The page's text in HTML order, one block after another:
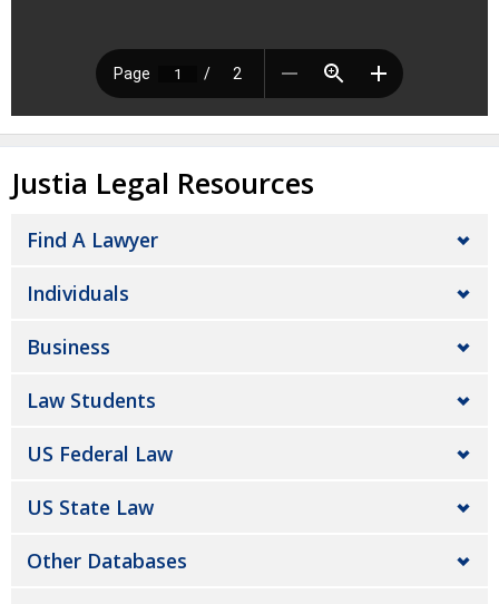
Justia Legal Resources
Find A Lawyer
Individuals
Business
Law Students
US Federal Law
US State Law
Other Databases